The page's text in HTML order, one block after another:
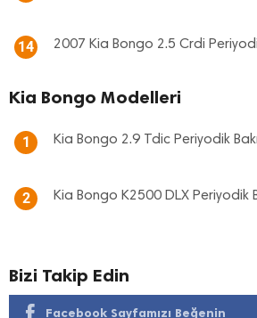
14 2007 Kia Bongo 2.5 Crdi
Kia Bongo Modelleri
1 Kia Bongo 2.9 Tdic Periyodik
2 Kia Bongo K2500 DLX Periyodik
Bizi Takip Edin
Facebook Sayfamızı Beğenin